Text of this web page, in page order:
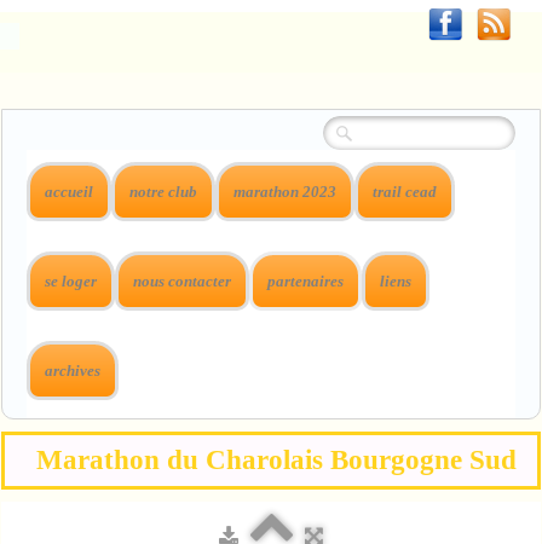
accueil notre club marathon 2023 trail cead
se loger nous contacter partenaires liens
archives
Marathon du Charolais Bourgogne Sud